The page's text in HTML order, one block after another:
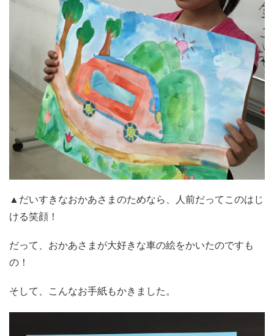
▲だいすきなおかあさまのためなら、人前だってこのはじ
ける笑顔！
だって、おかあさまが大好きな車の絵をかいたのですも
の！
そして、こんなお手紙もかきました。